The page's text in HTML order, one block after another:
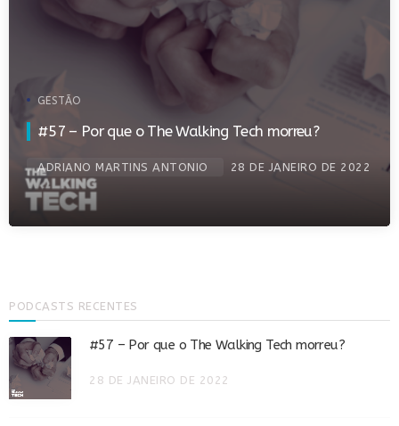
GESTÃO
#57 – Por que o The Walking Tech morreu?
ADRIANO MARTINS ANTONIO 28 DE JANEIRO DE 2022
PODCASTS RECENTES
#57 – Por que o The Walking Tech morreu?
28 DE JANEIRO DE 2022